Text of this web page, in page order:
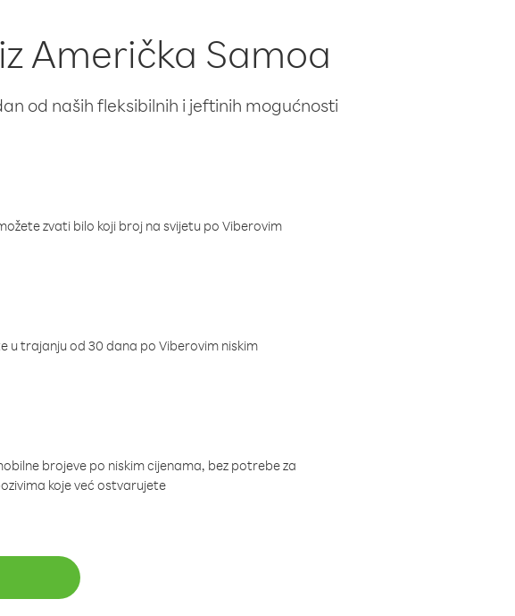
Američka Samoa
od naših fleksibilnih i jeftinih mogućnosti
zvati bilo koji broj na svijetu po Viberovim
u trajanju od 30 dana po Viberovim niskim
brojeve po niskim cijenama, bez potrebe za
koje već ostvarujete